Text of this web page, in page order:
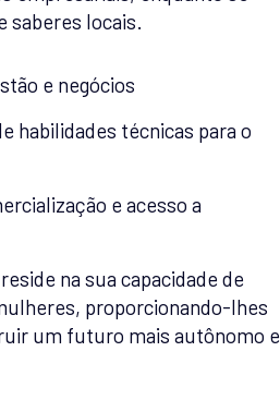
saberes locais.
e negócios
habilidades técnicas para o
e acesso a
na sua capacidade de
proporcionando-lhes
um futuro mais autônomo e